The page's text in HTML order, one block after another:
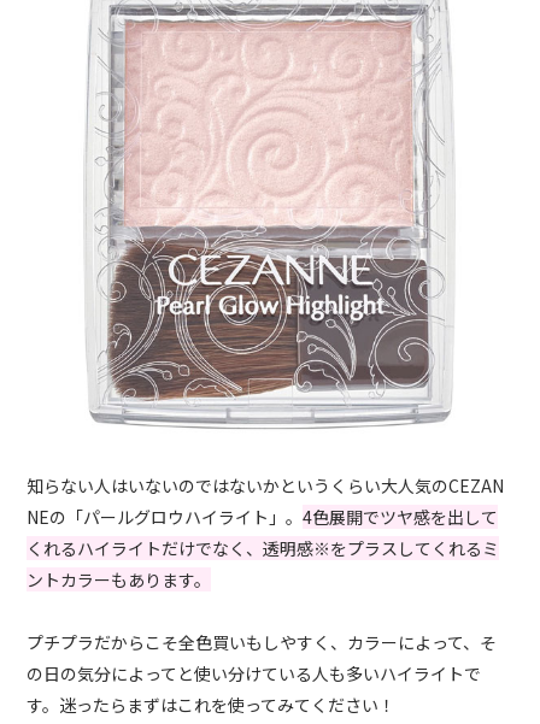
知らない人はいないのではないかというくらい大人気のCEZAN
NEの「パールグロウハイライト」。4色展開でツヤ感を出して
くれるハイライトだけでなく、透明感※をプラスしてくれるミ
ントカラーもあります。
プチプラだからこそ全色買いもしやすく、カラーによって、そ
の日の気分によってと使い分けている人も多いハイライトで
す。迷ったらまずはこれを使ってみてください！